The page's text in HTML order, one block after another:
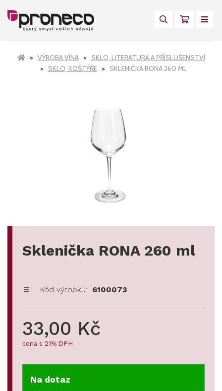
VÝROBA VÍNA
SKLO, LITERATURA A PŘÍSLUŠENSTVÍ
SKLO, KOŠTÝŘE
SKLENIČKA RONA 260 ML
Sklenička RONA 260 ml
Kód výrobku: 6100073
33,00 Kč
cena s 21% DPH
Na dotaz